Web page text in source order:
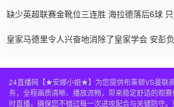
缺少英超联赛金靴位三连胜 海拉德落后6球
皇家马德里令人兴奋地消除了皇家学会 安彭
24直播网【★安娜小姐★】为您提供布莱顿VS曼联
务，全程画质清晰、播放流畅，带来稳定舒适的观
时直播，确保您不错过每一次进攻配合与关键防守。